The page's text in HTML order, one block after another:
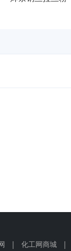
| 化工网商城 |